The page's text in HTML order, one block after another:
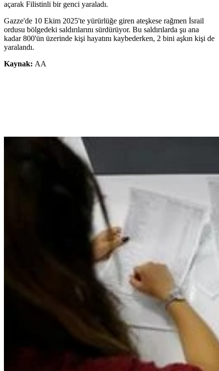
açarak Filistinli bir genci yaraladı.
Gazze'de 10 Ekim 2025'te yürürlüğe giren ateşkese rağmen İsrail
ordusu bölgedeki saldırılarını sürdürüyor. Bu saldırılarda şu ana
kadar 800'ün üzerinde kişi hayatını kaybederken, 2 bini aşkın kişi de
yaralandı.
Kaynak: AA